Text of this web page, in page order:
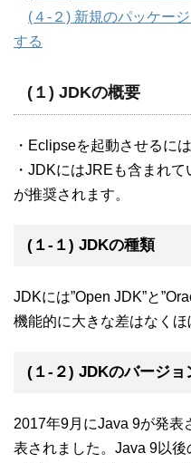
(４-２) 新規のパッケー
する
(１) JDKの概要
・Eclipseを起動させるに
・JDKにはJREも含まれ
が推奨されます。
(１-１) JDKの種類
JDKには”Open JDK”と
機能的に大きな差はなくほ
(１-２) JDKのバージョ
2017年9月にJava 9が発表
表されました。Java 9以